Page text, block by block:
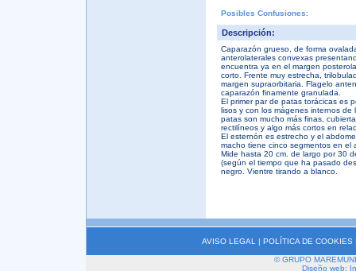
Posibles Confusiones:
Descripción:
Caparazón grueso, de forma
anterolaterales convexas
encuentra ya en el margen
corto. Frente muy estrecha,
margen supraorbitaria. Flagelo
caparazón finamente granulada.
El primer par de patas torácicas es
lisos y con los mágenes internos
patas son mucho más finas,
rectilíneos y algo más cortos en
El esternón es estrecho y el
macho tiene cinco segmentos en el
Mide hasta 20 cm. de largo por 30
(según el tiempo que ha pasado
negro. Vientre tirando a blanco.
AVISO LEGAL | POLÍTICA DE COOKIES
© GRUPO
Diseño web: